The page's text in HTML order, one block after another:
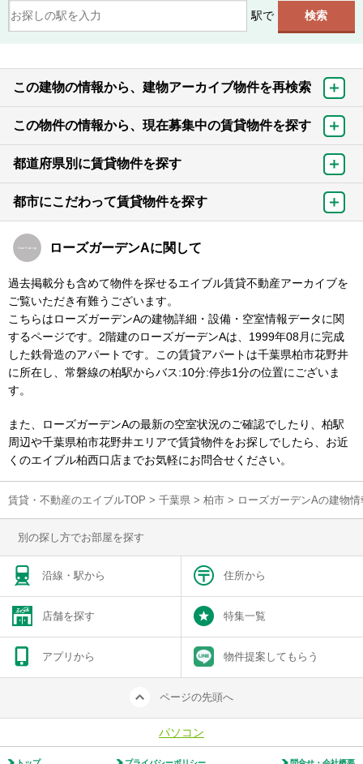
駅で
この建物の情報から、建物アーカイブ物件を再検索
この物件の情報から、現在募集中の賃貸物件を探す
都道府県別に賃貸物件を探す
都市にこだわって賃貸物件を探す
ローズガーデンAに関して
過去掲載分も含めて物件を探せるエイブル賃貸不動産アーカイブを
ご覧いただき有難うございます。
こちらはローズガーデンAの建物詳細・設備・空室情報データに関
するページです。2階建のローズガーデンAは、1999年08月に完成
した鉄骨造のアパートです。この賃貸アパートは千葉県柏市花野井
に所在し、常磐線の柏駅からバス:10分:停歩1分の位置にございま
す。
また、ローズガーデンAの最新の空室状況のご確認でしたり、柏駅
周辺や千葉県柏市花野井エリアで賃貸物件をお探しでしたら、お近
くのエイブル柏西口店までお気軽にお問合せください。
賃貸・不動産のエイブルTOP > 千葉県 > 柏市 > ローズガーデンAの建物
別の探し方でお部屋を探す
沿線・駅から 住所から
店舗を探す 特集一覧
アプリから 物件提案してもらう
ページの先頭へ
パソコン